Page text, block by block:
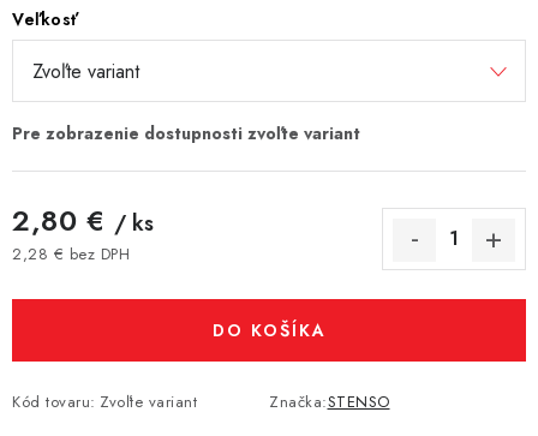
Veľkosť
2,80 € / ks
2,28 € bez DPH
DO KOŠÍKA
Kód tovaru: Zvoľte variant Značka:STENSO